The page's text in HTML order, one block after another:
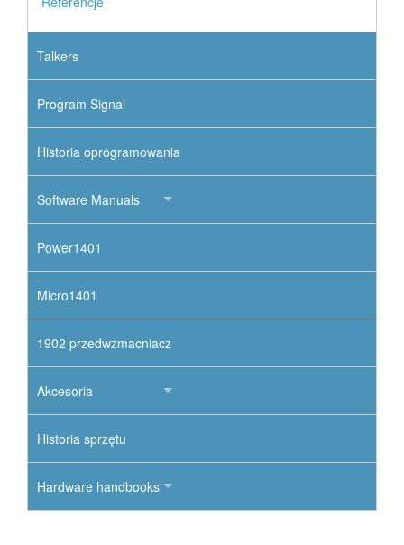
Talkers
Program Signal
Historia oprogramowania
Software Manuals
Power1401
Micro1401
1902 przedwzmacniacz
Akcesoria
Historia sprzętu
Hardware handbooks